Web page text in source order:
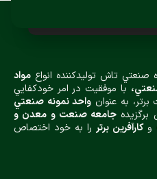
تاش توليدكننده انواع مواد
با موفقيت در امر خودكفايي
به عنوان واحد نمونه صنعتي
جامعه صنعت و معدن و
وكارآفرين برتررا به خود اختصاص